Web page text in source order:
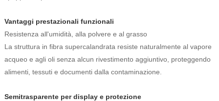
Vantaggi prestazionali funzionali
Resistenza all'umidità, alla polvere e al grasso
La struttura in fibra supercalandrata resiste naturalmente al vapore
acqueo e agli oli senza alcun rivestimento aggiuntivo, proteggendo
alimenti, tessuti e documenti dalla contaminazione.
Semitrasparente per display e protezione